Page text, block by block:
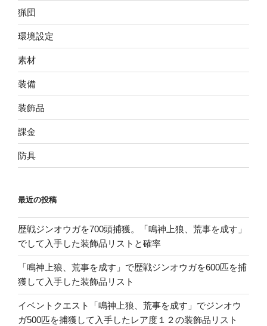
猟団
環境設定
素材
装備
装飾品
課金
防具
最近の投稿
歴戦ジンオウガを700頭捕獲。「鳴神上狼、荒事を成す」
でして入手した装飾品リストと確率
「鳴神上狼、荒事を成す」で歴戦ジンオウガを600匹を捕
獲して入手した装飾品リスト
イベントクエスト「鳴神上狼、荒事を成す」でジンオウ
ガ500匹を捕獲して入手したレア度１２の装飾品リスト